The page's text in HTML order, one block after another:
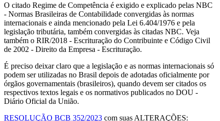
O citado Regime de Competência é exigido e explicado pelas NBC
- Normas Brasileiras de Contabilidade convergidas às normas
internacionais e ainda mencionado pela Lei 6.404/1976 e pela
legislação tributária, também convergidas às citadas NBC. Veja
também o RIR/2018 - Escrituração do Contribuinte e Código Civil
de 2002 - Direito da Empresa - Escrituração.
É preciso deixar claro que a legislação e as normas internacionais só
podem ser utilizadas no Brasil depois de adotadas oficialmente por
órgãos governamentais (brasileiros), quando devem ser citados os
respectivos textos legais e os normativos publicados no DOU -
Diário Oficial da União.
RESOLUÇÃO BCB 352/2023 com suas ALTERAÇÕES: